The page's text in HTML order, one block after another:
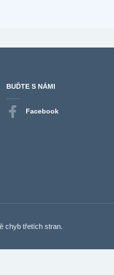
BUĎTE S NÁMI
Facebook
chyb třetích stran.